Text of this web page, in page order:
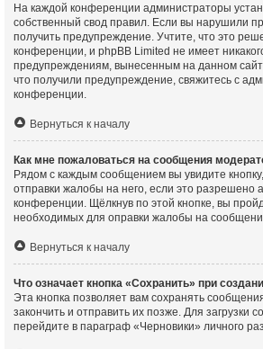
На каждой конференции администраторы
собственный свод правил. Если вы нарушили
получить предупреждение. Учтите, что это
конференции, и phpBB Limited не имеет
предупреждениям, вынесенным на данном
что получили предупреждение, свяжитесь с
конференции.
Вернуться к началу
Как мне пожаловаться на сообщения
Рядом с каждым сообщением вы увидите
отправки жалобы на него, если это разрешено
конференции. Щёлкнув по этой кнопке, вы
необходимых для оправки жалобы на
Вернуться к началу
Что означает кнопка «Сохранить» при
Эта кнопка позволяет вам сохранять
закончить и отправить их позже. Для загрузки
перейдите в параграф «Черновики» личного